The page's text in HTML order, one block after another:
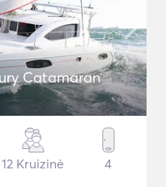
Catamaran
12 Kruizinė 4